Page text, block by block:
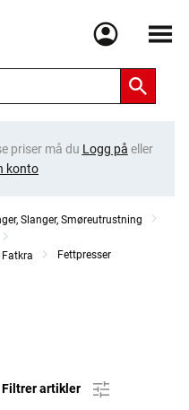
Meny
priser må du Logg på eller
konto
Slanger, Smøreutrustning
Fatkra
Fettpresser
Filtrer artikler